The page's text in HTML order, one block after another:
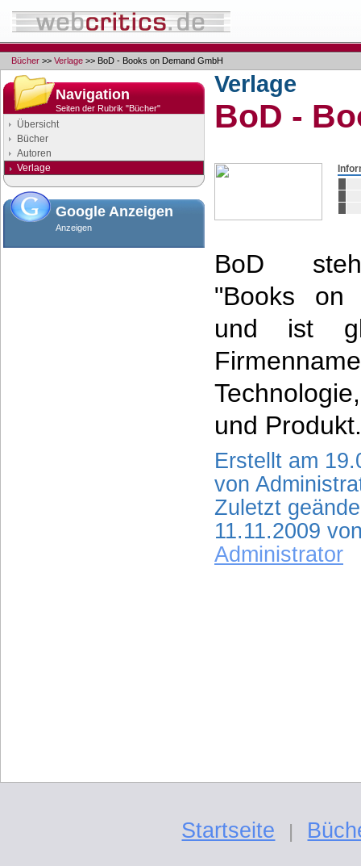
Bücher >> Verlage >> BoD - Books on Demand GmbH
Navigation
Seiten der Rubrik "Bücher"
Übersicht
Bücher
Autoren
Verlage
Google Anzeigen
Anzeigen
Verlage
BoD -
BoD
"Books on
und ist
und Produkt.
Erstellt am
von
Zuletzt
11.11.2009
Administrator
Startseite |